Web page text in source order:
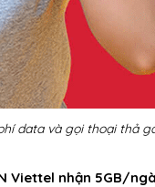
data và gọi thoại thả
Viettel nhận 5GB/